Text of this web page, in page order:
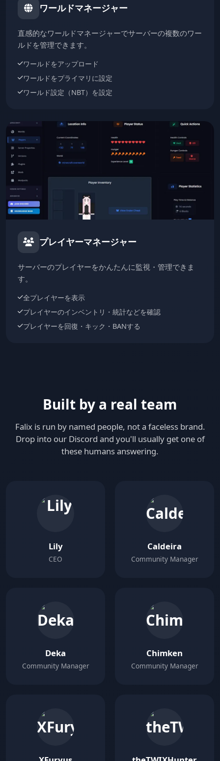
ワールドマネージャー
直感的なワールドマネージャーでサーバーの複数のワー
ルドを管理できます。
ワールドをアップロード
ワールドをプライマリに設定
ワールド設定（NBT）を設定
プレイヤーマネージャー
サーバーのプレイヤーをかんたんに監視・管理できま
す。
全プレイヤーを表示
プレイヤーのインベントリ・統計などを確認
プレイヤーを回復・キック・BANする
Built by a real team
Falix is run by named people, not a faceless brand.
Drop into our Discord and you'll usually get one of
these humans answering.
Lily
CEO
Caldeira
Community Manager
Deka
Community Manager
Chimken
Community Manager